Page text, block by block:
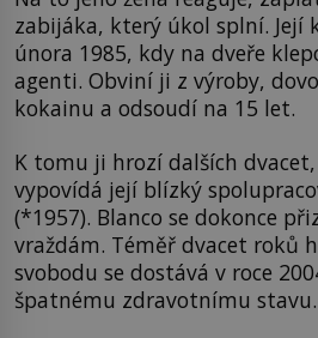
zabijáka, který úkol splní. Její
února 1985, kdy na dveře
agenti. Obviní ji z výroby,
kokainu a odsoudí na 15 let.
K tomu ji hrozí dalších
vypovídá její blízký
(*1957). Blanco se dokonce
vraždám. Téměř dvacet roků
svobodu se dostává v roce
špatnému zdravotnímu stavu.